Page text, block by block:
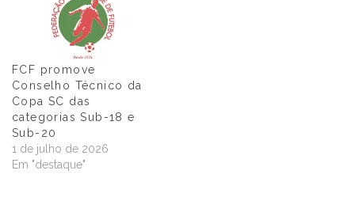
FCF promove
Conselho Técnico da
Copa SC das
categorias Sub-18 e
Sub-20
1 de julho de 2026
Em "destaque"